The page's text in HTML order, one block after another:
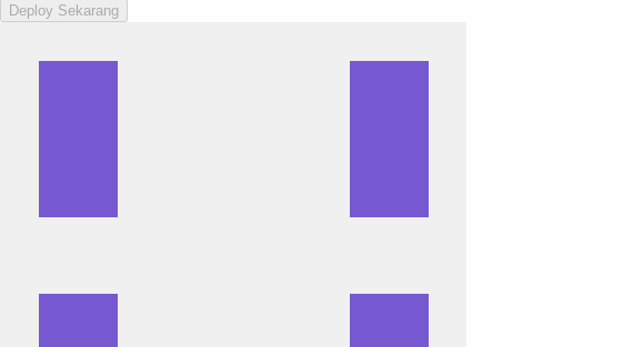
Deploy Sekarang